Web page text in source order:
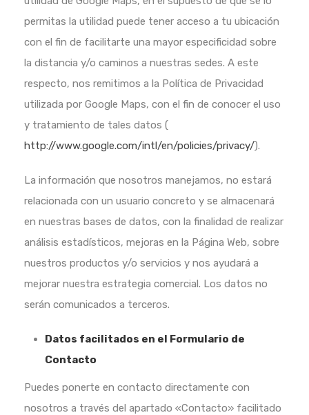
permitas la utilidad puede tener acceso a tu ubicación
con el fin de facilitarte una mayor especificidad sobre
la distancia y/o caminos a nuestras sedes. A este
respecto, nos remitimos a la Política de Privacidad
utilizada por Google Maps, con el fin de conocer el uso
y tratamiento de tales datos (
http://www.google.com/intl/en/policies/privacy/).
La información que nosotros manejamos, no estará
relacionada con un usuario concreto y se almacenará
en nuestras bases de datos, con la finalidad de realizar
análisis estadísticos, mejoras en la Página Web, sobre
nuestros productos y/o servicios y nos ayudará a
mejorar nuestra estrategia comercial. Los datos no
serán comunicados a terceros.
Datos facilitados en el Formulario de
Contacto
Puedes ponerte en contacto directamente con
nosotros a través del apartado «Contacto» facilitado